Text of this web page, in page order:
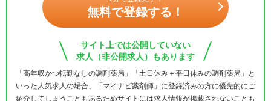
無料で登録する！
サイト上では公開していない
求人（非公開求人）もあります
「高年収かつ転勤なしの調剤薬局」「土日休み＋平日休みの調剤薬局」と
いった人気求人の場合、「マイナビ薬剤師」に登録済みの方に優先的にご
紹介してしまうこともあるためサイトには求人情報が掲載されないことも